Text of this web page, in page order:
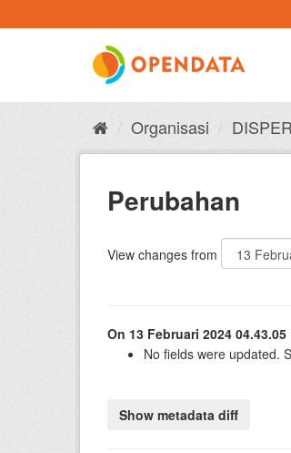
to
Organisasi
Perubahan
View changes from
On 13 Februari 2024 04.43.05
No fields were updated.